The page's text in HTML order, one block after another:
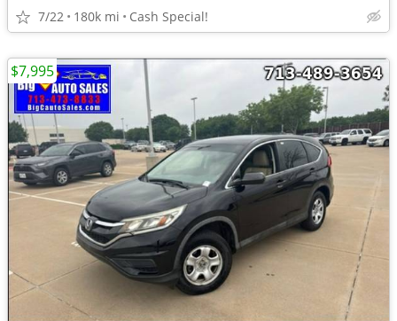
7/22 180k mi Cash Special!
$7,995